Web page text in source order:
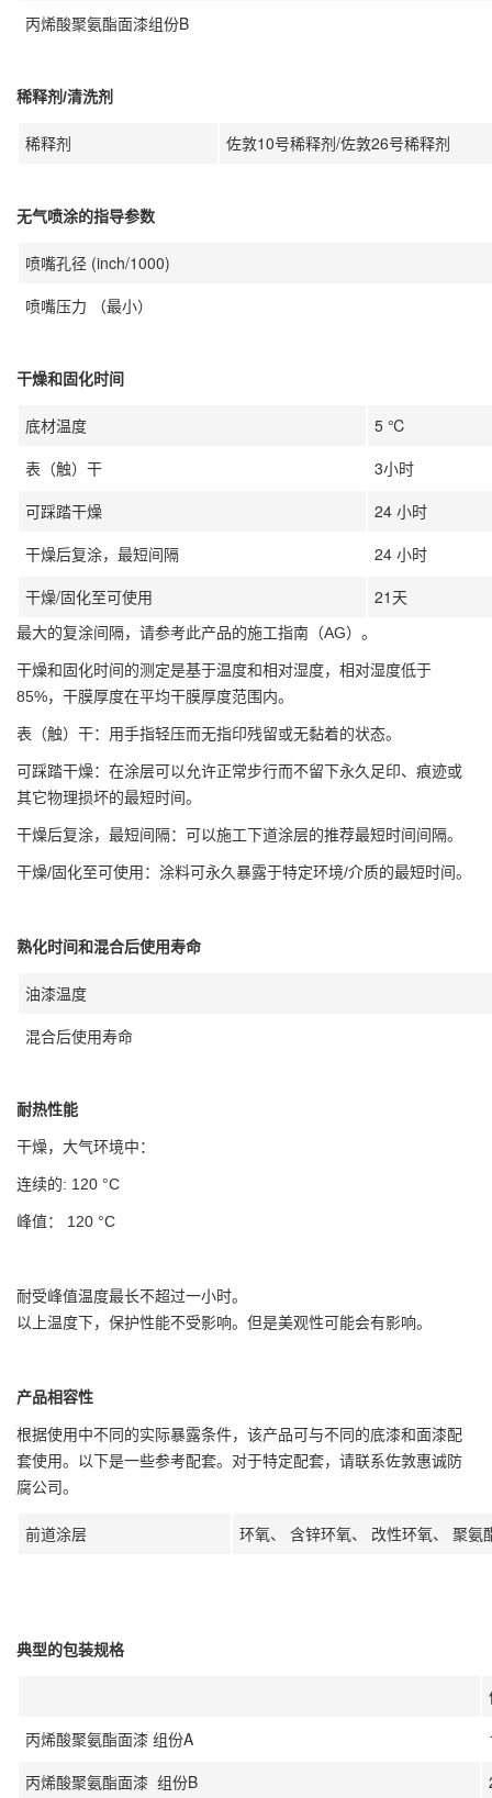
丙烯酸聚氨酯面漆组份B
稀释剂/清洗剂
稀释剂 佐敦10号稀释剂/佐敦26号稀释剂
无气喷涂的指导参数
喷嘴孔径 (inch/1000)
喷嘴压力 （最小）
干燥和固化时间
底材温度
5 ℃
表（触）干
3小时
可踩踏干燥
24 小时
干燥后复涂，最短间隔
24 小时
干燥/固化至可使用
21天
最大的复涂间隔，请参考此产品的施工指南（AG）。
干燥和固化时间的测定是基于温度和相对湿度，相对湿度低于
85%，干膜厚度在平均干膜厚度范围内。
表（触）干：用手指轻压而无指印残留或无黏着的状态。
可踩踏干燥：在涂层可以允许正常步行而不留下永久足印、痕迹或
其它物理损坏的最短时间。
干燥后复涂，最短间隔：可以施工下道涂层的推荐最短时间间隔。
干燥/固化至可使用：涂料可永久暴露于特定环境/介质的最短时间。
熟化时间和混合后使用寿命
油漆温度
混合后使用寿命
耐热性能
干燥，大气环境中：
连续的: 120 °C
峰值： 120 °C
耐受峰值温度最长不超过一小时。
以上温度下，保护性能不受影响。但是美观性可能会有影响。
产品相容性
根据使用中不同的实际暴露条件，该产品可与不同的底漆和面漆配
套使用。以下是一些参考配套。对于特定配套，请联系佐敦惠诚防
腐公司。
前道涂层 环氧、 含锌环氧、 改性环氧、 聚氨
典型的包装规格
丙烯酸聚氨酯面漆 组份A
丙烯酸聚氨酯面漆 组份B